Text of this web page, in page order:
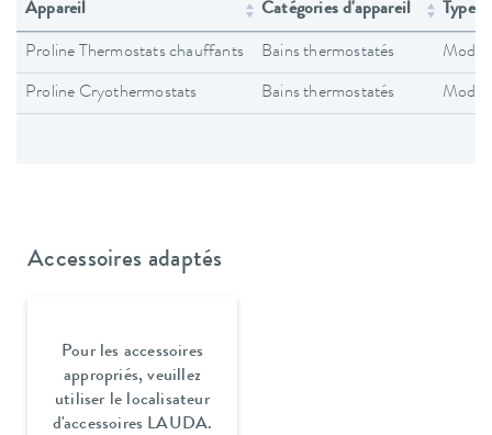
Appareil Catégories d'appareil Type
Proline Thermostats chauffants Bains thermostatés
Proline Cryothermostats Bains thermostatés
Accessoires adaptés
Pour les accessoires
appropriés, veuillez
utiliser le localisateur
d'accessoires LAUDA.